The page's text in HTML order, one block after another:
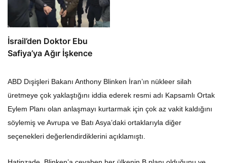
İsrail’den Doktor Ebu
Safiya’ya Ağır İşkence
ABD Dışişleri Bakanı Anthony Blinken İran’ın nükleer silah
üretmeye çok yaklaştığını iddia ederek resmi adı Kapsamlı Ortak
Eylem Planı olan anlaşmayı kurtarmak için çok az vakit kaldığını
söylemiş ve Avrupa ve Batı Asya’daki ortaklarıyla diğer
seçenekleri değerlendirdiklerini açıklamıştı.